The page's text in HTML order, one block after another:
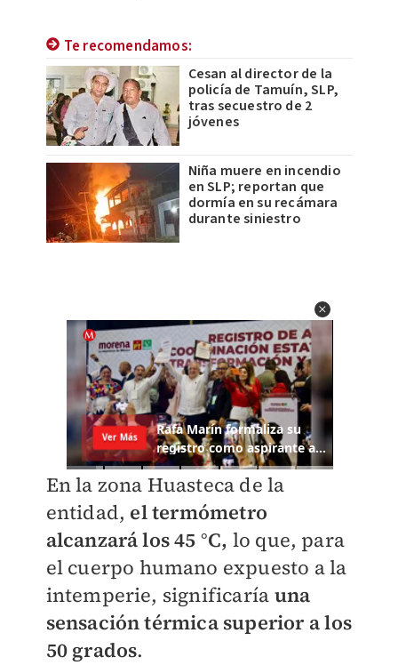
Te recomendamos:
Cesan al director de la
policía de Tamuín, SLP,
tras secuestro de 2
jóvenes
Niña muere en incendio
en SLP; reportan que
dormía en su recámara
durante siniestro
En la zona Huasteca de la
entidad, el termómetro
alcanzará los 45 °C, lo que, para
el cuerpo humano expuesto a la
intemperie, significaría una
sensación térmica superior a los
50 grados.